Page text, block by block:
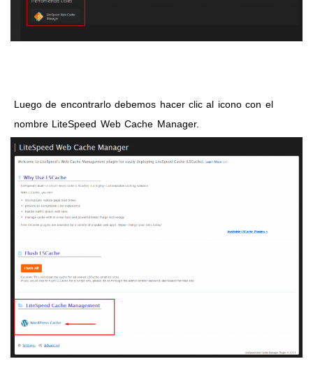
Luego de encontrarlo debemos hacer clic al icono con el
nombre LiteSpeed Web Cache Manager.